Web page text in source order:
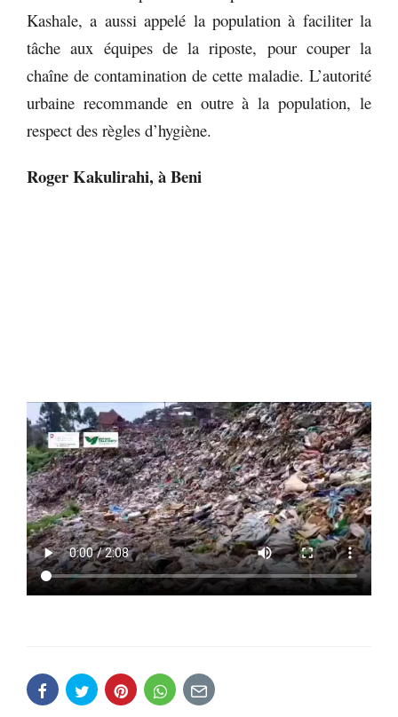
Kashale, a aussi appelé la population à faciliter la
tâche aux équipes de la riposte, pour couper la
chaîne de contamination de cette maladie. L’autorité
urbaine recommande en outre à la population, le
respect des règles d’hygiène.
Roger Kakulirahi, à Beni